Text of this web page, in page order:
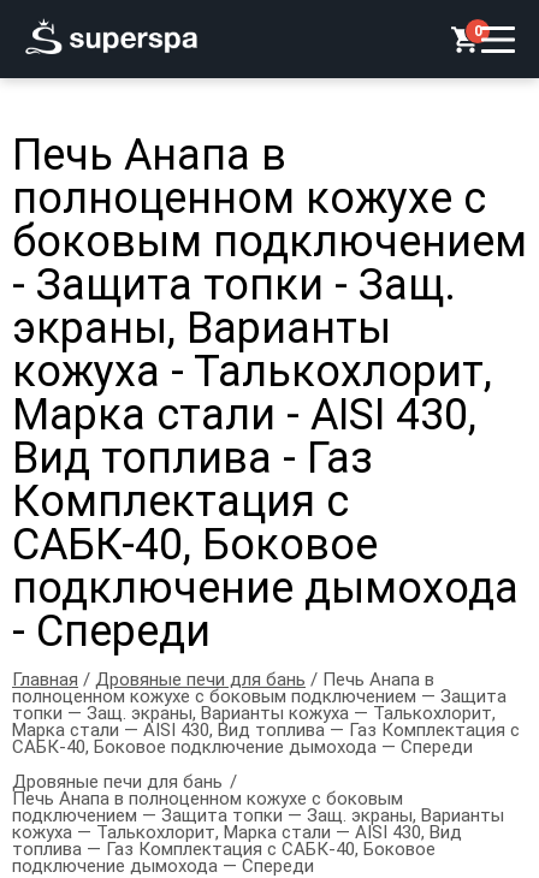
0
Печь Анапа в
полноценном кожухе с
боковым подключением
- Защита топки - Защ.
экраны, Варианты
кожуха - Талькохлорит,
Марка стали - AISI 430,
Вид топлива - Газ
Комплектация с
САБК-40, Боковое
подключение дымохода
- Спереди
Главная / Дровяные печи для бань / Печь Анапа в
полноценном кожухе с боковым подключением — Защита
топки — Защ. экраны, Варианты кожуха — Талькохлорит,
Марка стали — AISI 430, Вид топлива — Газ Комплектация с
САБК-40, Боковое подключение дымохода — Спереди
Дровяные печи для бань
Печь Анапа в полноценном кожухе с боковым
подключением — Защита топки — Защ. экраны, Варианты
кожуха — Талькохлорит, Марка стали — AISI 430, Вид
топлива — Газ Комплектация с САБК-40, Боковое
подключение дымохода — Спереди